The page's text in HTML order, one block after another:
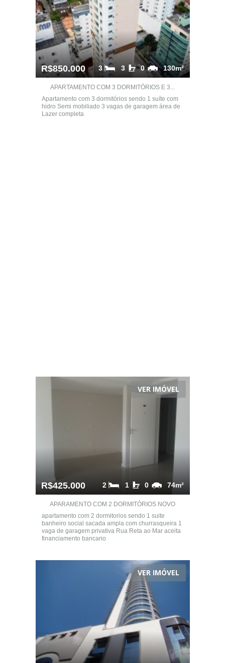
R$850.000 130m²
0
3
3
APARTAMENTO COM 3 DORMITÓRIOS E 3...
Apartamento com 3 dormitórios sendo 1 suíte com
hidro Semi mobiliado 3 vagas de garagem área de
Lazer completa
VER IMÓVEL
R$425.000 74m²
0
1
2
APARAMENTO COM 2 DORMITÓRIOS NOVO
apartamento com 2 dormitorios sendo 1 suite
banheiro social sacada ampla com churrasqueira 1
vaga de garagem privativa Rua Reta ao Mar aceita
financiamento bancario
VER IMÓVEL